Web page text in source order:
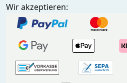
Wir akzeptieren: